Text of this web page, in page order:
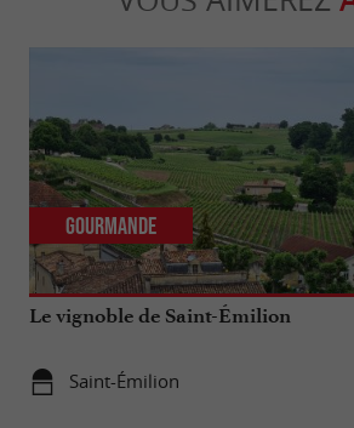
Le vignoble de Saint-Émilion
Saint-Émilion
Gourmande